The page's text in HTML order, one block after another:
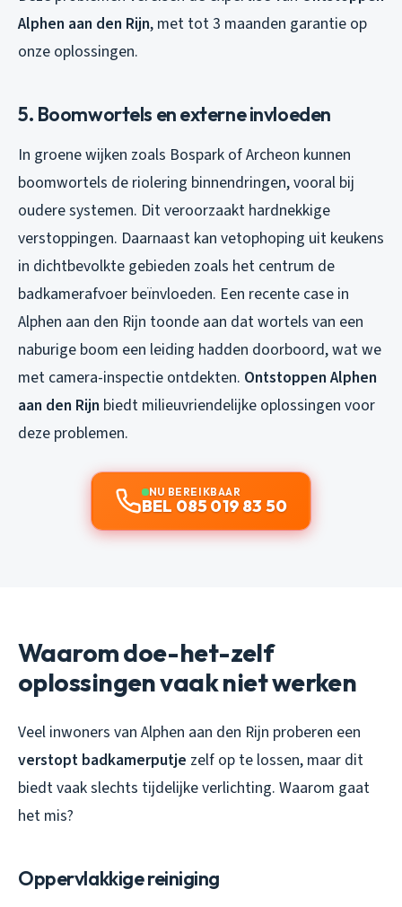
Alphen aan den Rijn, met tot 3 maanden garantie op
onze oplossingen.
5. Boomwortels en externe invloeden
In groene wijken zoals Bospark of Archeon kunnen
boomwortels de riolering binnendringen, vooral bij
oudere systemen. Dit veroorzaakt hardnekkige
verstoppingen. Daarnaast kan vetophoping uit keukens
in dichtbevolkte gebieden zoals het centrum de
badkamerafvoer beïnvloeden. Een recente case in
Alphen aan den Rijn toonde aan dat wortels van een
naburige boom een leiding hadden doorboord, wat we
met camera-inspectie ontdekten. Ontstoppen Alphen
aan den Rijn biedt milieuvriendelijke oplossingen voor
deze problemen.
NU BEREIKBAAR
BEL 085 019 83 50
Waarom doe-het-zelf
oplossingen vaak niet werken
Veel inwoners van Alphen aan den Rijn proberen een
verstopt badkamerputje zelf op te lossen, maar dit
biedt vaak slechts tijdelijke verlichting. Waarom gaat
het mis?
Oppervlakkige reiniging